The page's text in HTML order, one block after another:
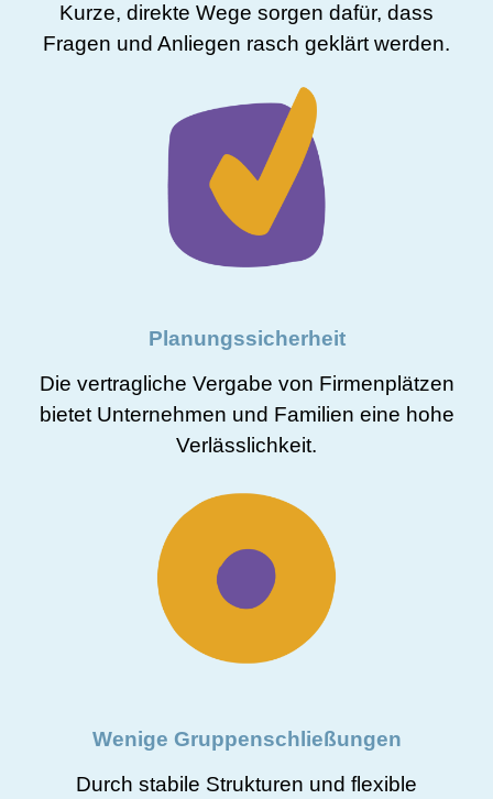
Kurze, direkte Wege sorgen dafür, dass
Fragen und Anliegen rasch geklärt werden.
Planungssicherheit
Die vertragliche Vergabe von Firmenplätzen
bietet Unternehmen und Familien eine hohe
Verlässlichkeit.
Wenige Gruppenschließungen
Durch stabile Strukturen und flexible